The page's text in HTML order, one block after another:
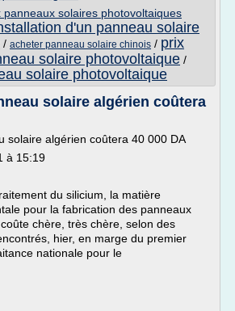
panneaux solaires photovoltaiques
d'un panneau solaire
/ acheter panneau solaire chinois / prix
solaire photovoltaique /
solaire photovoltaique
solaire algérien coûtera
solaire algérien coûtera 40 000 DA
à 15:19
du silicium, la matière
pour la fabrication des panneaux
chère, très chère, selon des
hier, en marge du premier
nationale pour le